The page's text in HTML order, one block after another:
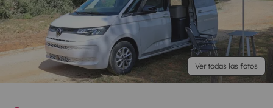
Ver todas las fotos